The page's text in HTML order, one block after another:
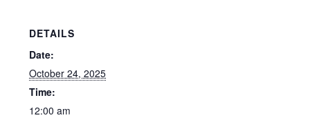
DETAILS
Date:
October 24, 2025
Time:
12:00 am